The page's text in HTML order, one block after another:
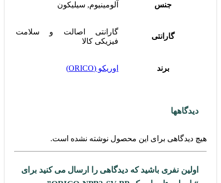
جنس آلومینیوم, سیلیکون
گارانتی
گارانتی اصالت و سلامت
فیزیکی کالا
برند اوریکو (ORICO)
دیدگاهها
هیچ دیدگاهی برای این محصول نوشته نشده است.
اولین نفری باشید که دیدگاهی را ارسال می کنید برای